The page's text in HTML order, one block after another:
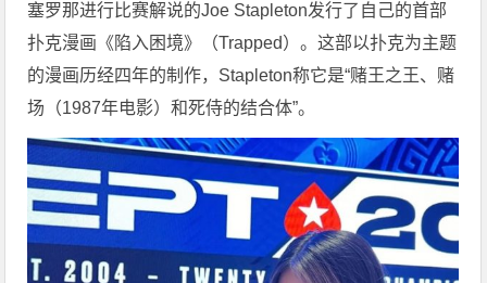
塞罗那进行比赛解说的Joe Stapleton发行了自己的首部
扑克漫画《陷入困境》（Trapped）。这部以扑克为主题
的漫画历经四年的制作，Stapleton称它是“赌王之王、赌
场（1987年电影）和死侍的结合体”。